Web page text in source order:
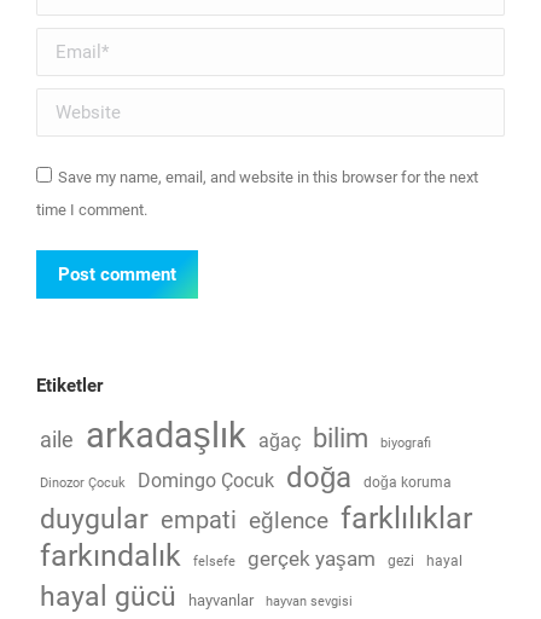
Email *
Website
Save my name, email, and website in this browser for the next
time I comment.
Post comment
Etiketler
aile arkadaşlık ağaç bilim biyografi
Dinozor Çocuk Domingo Çocuk doğa doğa koruma
duygular empati eğlence farklılıklar
farkındalık
felsefe gerçek yaşam gezi hayal
hayal gücü hayvanlar hayvan sevgisi